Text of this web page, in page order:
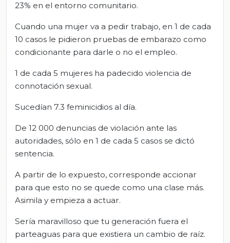
23% en el entorno comunitario.
Cuando una mujer va a pedir trabajo, en 1 de cada
10 casos le pidieron pruebas de embarazo como
condicionante para darle o no el empleo.
1 de cada 5 mujeres ha padecido violencia de
connotación sexual.
Sucedían 7.3 feminicidios al día.
De 12 000 denuncias de violación ante las
autoridades, sólo en 1 de cada 5 casos se dictó
sentencia.
A partir de lo expuesto, corresponde accionar
para que esto no se quede como una clase más.
Asimila y empieza a actuar.
Sería maravilloso que tu generación fuera el
parteaguas para que existiera un cambio de raíz.